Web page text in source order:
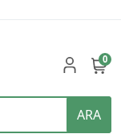
ARA
0